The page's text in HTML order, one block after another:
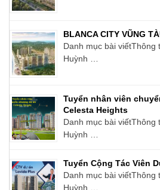
BLANCA CITY VŨNG
Danh mục bài viếtThông
Huỳnh …
Tuyển nhân viên
Celesta Heights
Danh mục bài viếtThông
Huỳnh …
Tuyển Cộng Tác Viên
Danh mục bài viếtThông
Huỳnh …